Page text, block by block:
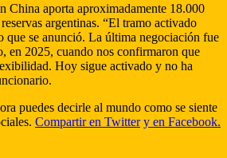
China aporta aproximadamente 18.000
argentinas. “El tramo activado
que se anunció. La última negociación fue
en 2025, cuando nos confirmaron que
Hoy sigue activado y no ha
puedes decirle al mundo como se siente
Compartir en Twitter y en Facebook.